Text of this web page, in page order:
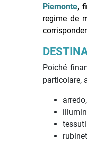
Piemonte,
regime de
Poiché
particolare,